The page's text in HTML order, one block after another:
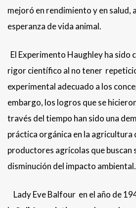
mejoró en rendimiento y en salud,
esperanza de vida animal.
El Experimento Haughley ha
rigor científico al no tener
experimental adecuado a los
embargo, los logros que se
través del tiempo han sido una
práctica orgánica en la agricultura
productores agrícolas que buscan
disminución del impacto ambiental.
Lady Eve Balfour en el año de